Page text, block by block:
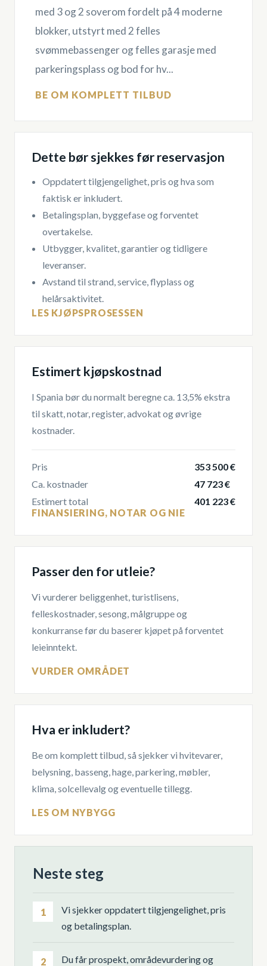
med 3 og 2 soverom fordelt på 4 moderne
blokker, utstyrt med 2 felles
svømmebassenger og felles garasje med
parkeringsplass og bod for hv...
BE OM KOMPLETT TILBUD
Dette bør sjekkes før reservasjon
Oppdatert tilgjengelighet, pris og hva som
faktisk er inkludert.
Betalingsplan, byggefase og forventet
overtakelse.
Utbygger, kvalitet, garantier og tidligere
leveranser.
Avstand til strand, service, flyplass og
helårsaktivitet.
LES KJØPSPROSESSEN
Estimert kjøpskostnad
I Spania bør du normalt beregne ca. 13,5% ekstra
til skatt, notar, register, advokat og øvrige
kostnader.
Pris
353 500 €
Ca. kostnader
47 723 €
Estimert total
401 223 €
FINANSIERING, NOTAR OG NIE
Passer den for utleie?
Vi vurderer beliggenhet, turistlisens,
felleskostnader, sesong, målgruppe og
konkurranse før du baserer kjøpet på forventet
leieinntekt.
VURDER OMRÅDET
Hva er inkludert?
Be om komplett tilbud, så sjekker vi hvitevarer,
belysning, basseng, hage, parkering, møbler,
klima, solcellevalg og eventuelle tillegg.
LES OM NYBYGG
Neste steg
1
Vi sjekker oppdatert tilgjengelighet, pris
og betalingsplan.
2 Du får prospekt, områdevurdering og